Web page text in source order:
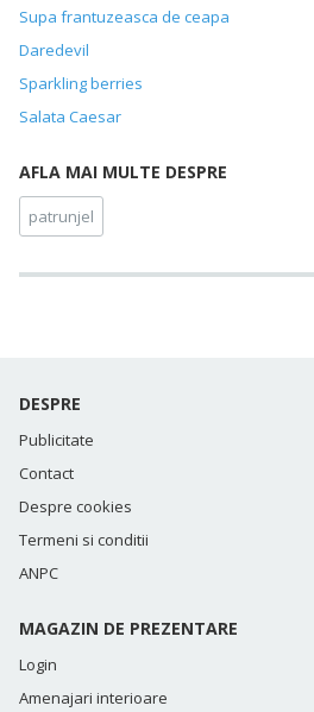
Supa frantuzeasca de ceapa
Daredevil
Sparkling berries
Salata Caesar
AFLA MAI MULTE DESPRE
patrunjel
DESPRE
Publicitate
Contact
Despre cookies
Termeni si conditii
ANPC
MAGAZIN DE PREZENTARE
Login
Amenajari interioare